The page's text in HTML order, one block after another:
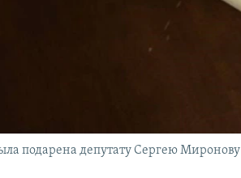
подарена депутату Сергею Миронову